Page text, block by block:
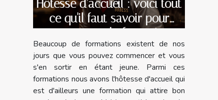
Hôtesse d'accueil : voici tout
ce qu'il faut savoir pour
commencer la formation
Beaucoup de formations existent de nos
jours que vous pouvez commencer et vous
s'en sortir en étant jeune. Parmi ces
formations nous avons l'hôtesse d'accueil qui
est d'ailleurs une formation qui attire bon